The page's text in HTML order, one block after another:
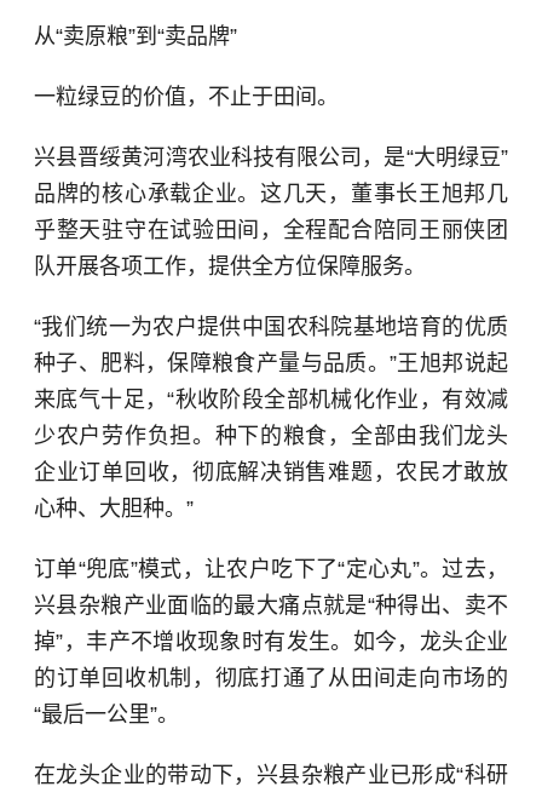
从“卖原粮”到“卖品牌”
一粒绿豆的价值，不止于田间。
兴县晋绥黄河湾农业科技有限公司，是“大明绿豆”
品牌的核心承载企业。这几天，董事长王旭邦几
乎整天驻守在试验田间，全程配合陪同王丽侠团
队开展各项工作，提供全方位保障服务。
“我们统一为农户提供中国农科院基地培育的优质
种子、肥料，保障粮食产量与品质。”王旭邦说起
来底气十足，“秋收阶段全部机械化作业，有效减
少农户劳作负担。种下的粮食，全部由我们龙头
企业订单回收，彻底解决销售难题，农民才敢放
心种、大胆种。”
订单“兜底”模式，让农户吃下了“定心丸”。过去，
兴县杂粮产业面临的最大痛点就是“种得出、卖不
掉”，丰产不增收现象时有发生。如今，龙头企业
的订单回收机制，彻底打通了从田间走向市场的
“最后一公里”。
在龙头企业的带动下，兴县杂粮产业已形成“科研